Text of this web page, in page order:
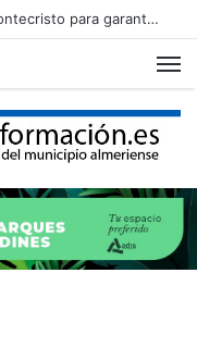
Adra regula el uso del Cerro de Montecristo para garantizar su conservación